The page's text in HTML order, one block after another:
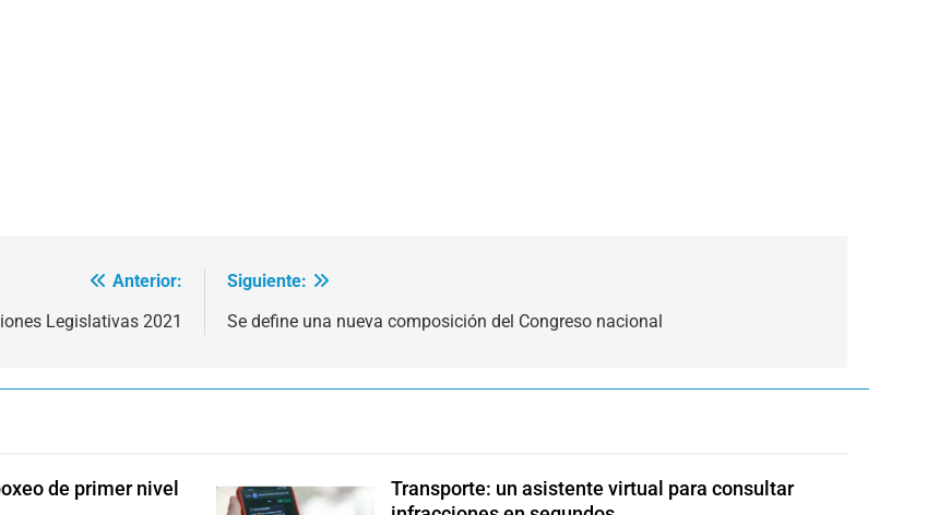
Anterior:
Legislativas 2021
Siguiente:
Se define una nueva composición del Congreso nacional
de primer nivel
Transporte: un asistente virtual para consultar